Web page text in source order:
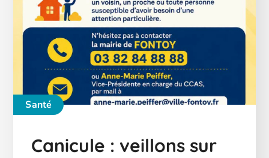
Santé
Canicule : veillons sur